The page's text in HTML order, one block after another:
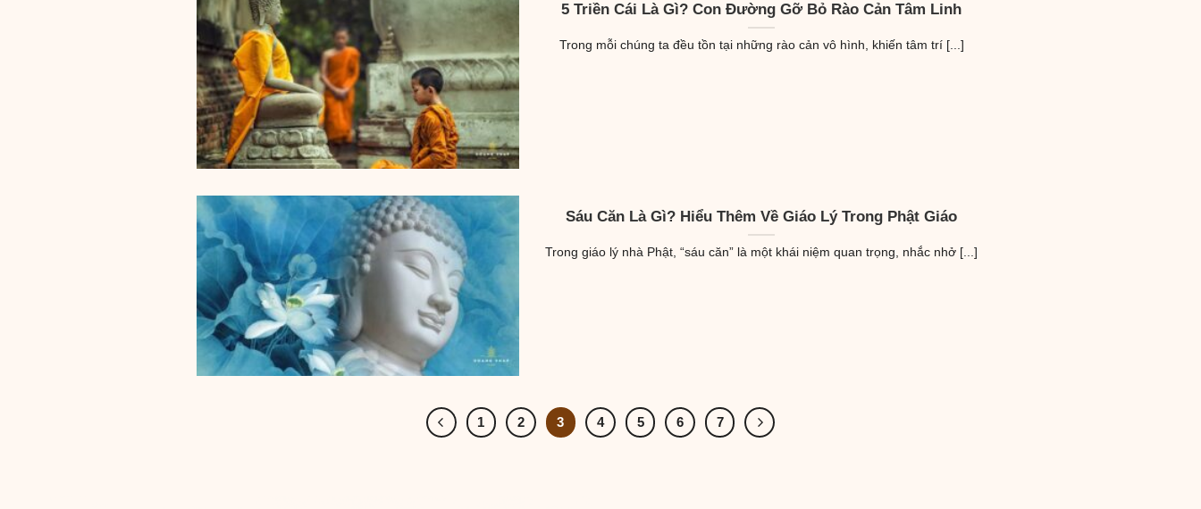
5 Triền Cái Là Gì? Con Đường Gỡ Bỏ Rào Cản Tâm Linh
Trong mỗi chúng ta đều tồn tại những rào cản vô hình, khiến tâm trí [...]
Sáu Căn Là Gì? Hiểu Thêm Về Giáo Lý Trong Phật Giáo
Trong giáo lý nhà Phật, “sáu căn” là một khái niệm quan trọng, nhắc nhở [...]
1 2 3 4 5 6 7